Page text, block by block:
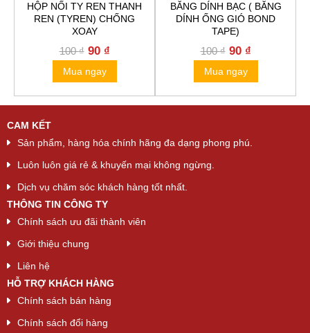
HỘP NỐI TY REN THANH
REN (TYREN) CHỐNG
XOAY
100₫ Original
price
was:
90 ₫Current
price
Mua ngay
BĂNG DÍNH BẠC ( BĂNG
DÍNH ỐNG GIÓ BOND
TAPE)
100₫ Original
price
was:
90 ₫Current
price
Mua ngay
CAM KẾT
Sản phẩm, hàng hóa chính hãng đa dạng phong phú.
Luôn luôn giá rẻ & khuyến mại không ngừng.
Dịch vụ chăm sóc khách hàng tốt nhất.
THÔNG TIN CÔNG TY
Chính sách ưu đãi thành viên
Giới thiệu chung
Liên hệ
HỖ TRỢ KHÁCH HÀNG
Chính sách bán hàng
Chính sách đổi hàng